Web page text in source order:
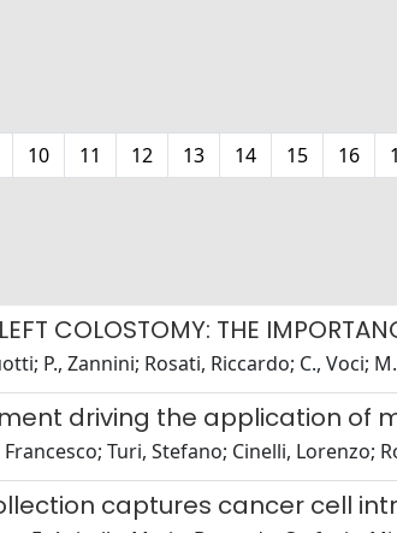
10 11 12 13 14 15 16
COLOSTOMY: THE
P., Zannini; Rosati, Riccardo; C., Voci;
driving the application of
Turi, Stefano; Cinelli, Lorenzo;
captures cancer cell